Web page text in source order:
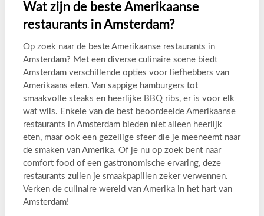
Wat zijn de beste Amerikaanse
restaurants in Amsterdam?
Op zoek naar de beste Amerikaanse restaurants in
Amsterdam? Met een diverse culinaire scene biedt
Amsterdam verschillende opties voor liefhebbers van
Amerikaans eten. Van sappige hamburgers tot
smaakvolle steaks en heerlijke BBQ ribs, er is voor elk
wat wils. Enkele van de best beoordeelde Amerikaanse
restaurants in Amsterdam bieden niet alleen heerlijk
eten, maar ook een gezellige sfeer die je meeneemt naar
de smaken van Amerika. Of je nu op zoek bent naar
comfort food of een gastronomische ervaring, deze
restaurants zullen je smaakpapillen zeker verwennen.
Verken de culinaire wereld van Amerika in het hart van
Amsterdam!